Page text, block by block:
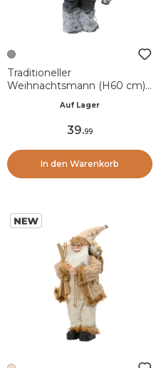
Traditioneller
Weihnachtsmann (H60 cm)
Auf Lager
39.99
In den Warenkorb